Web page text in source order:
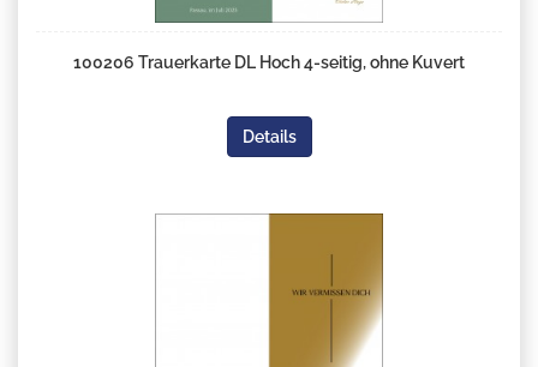
100206 Trauerkarte DL Hoch 4-seitig, ohne Kuvert
Details